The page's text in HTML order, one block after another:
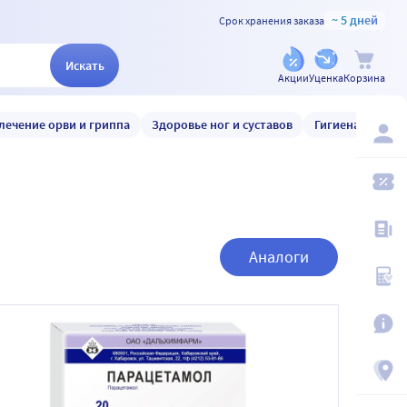
Срок хранения заказа ~ 5 дней
Искать
АкцииУценкаКорзина
орви и гриппа Здоровье ног и суставов Гигиена и уход
Аналоги